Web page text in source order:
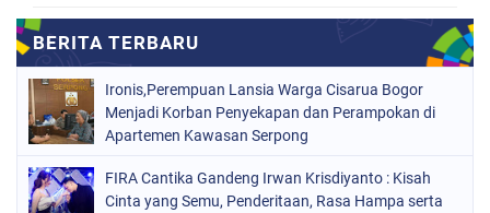
Ironis,Perempuan Lansia Warga Cisarua Bogor
Menjadi Korban Penyekapan dan Perampokan di
Apartemen Kawasan Serpong
FIRA Cantika Gandeng Irwan Krisdiyanto : Kisah
Cinta yang Semu, Penderitaan, Rasa Hampa serta